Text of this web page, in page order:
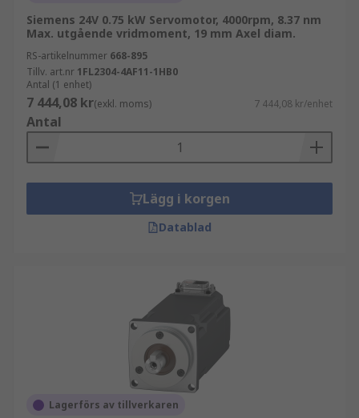
Siemens 24V 0.75 kW Servomotor, 4000rpm, 8.37 nm
Max. utgående vridmoment, 19 mm Axel diam.
RS-artikelnummer 668-895
Tillv. art.nr 1FL2304-4AF11-1HB0
Antal (1 enhet)
7 444,08 kr(exkl. moms) 7 444,08 kr/enhet
Antal
Lägg i korgen
Datablad
Lagerförs av tillverkaren